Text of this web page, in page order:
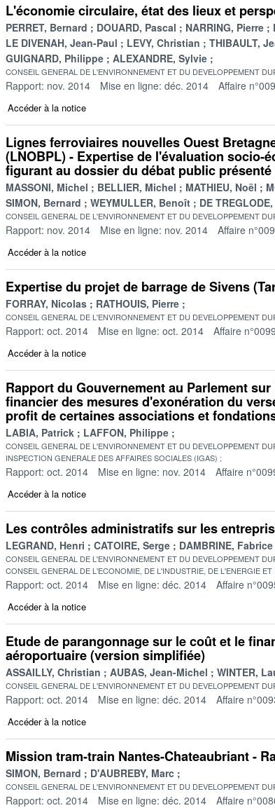
L'économie circulaire, état des lieux et
PERRET, Bernard DOUARD, Pascal NARRING, Pierre
LE DIVENAH, Jean-Paul
LEVY, Christian THIBAULT,
GUIGNARD, Philippe
ALEXANDRE, Sylvie
CONSEIL GENERAL DE L'ENVIRONNEMENT ET DU DEVELOPPEMENT
Rapport: nov. 2014 Mise en ligne: déc. 2014 Affaire
Accéder à la notice
Lignes ferroviaires nouvelles Ouest
(LNOBPL) - Expertise de l'évaluation socio-
figurant au dossier du débat public présenté
MASSONI, Michel BELLIER, Michel MATHIEU, Noël
SIMON, Bernard
WEYMULLER, Benoît DE
CONSEIL GENERAL DE L'ENVIRONNEMENT ET DU DEVELOPPEMENT
Rapport: nov. 2014 Mise en ligne: nov. 2014 Affaire
Accéder à la notice
Expertise du projet de barrage de Sivens
FORRAY, Nicolas RATHOUIS, Pierre
CONSEIL GENERAL DE L'ENVIRONNEMENT ET DU DEVELOPPEMENT
Rapport: oct. 2014 Mise en ligne: oct. 2014 Affaire
Accéder à la notice
Rapport du Gouvernement au Parlement
financier des mesures d'exonération du
profit de certaines associations et
LABIA, Patrick LAFFON, Philippe
CONSEIL GENERAL DE L'ENVIRONNEMENT ET DU DEVELOPPEMENT
INSPECTION GENERALE DES AFFAIRES SOCIALES (IGAS)
Rapport: oct. 2014 Mise en ligne: nov. 2014 Affaire
Accéder à la notice
Les contrôles administratifs sur les
LEGRAND, Henri CATOIRE, Serge DAMBRINE, Fabrice
CONSEIL GENERAL DE L'ENVIRONNEMENT ET DU DEVELOPPEMENT
CONSEIL GENERAL DE L'ECONOMIE, DE L'INDUSTRIE, DE L'ENERGIE
Rapport: oct. 2014 Mise en ligne: déc. 2014 Affaire
Accéder à la notice
Etude de parangonnage sur le coût et le
aéroportuaire (version simplifiée)
ASSAILLY, Christian AUBAS, Jean-Michel WINTER,
CONSEIL GENERAL DE L'ENVIRONNEMENT ET DU DEVELOPPEMENT
Rapport: oct. 2014 Mise en ligne: déc. 2014 Affaire
Accéder à la notice
Mission tram-train Nantes-Chateaubriant -
SIMON, Bernard D'AUBREBY, Marc
CONSEIL GENERAL DE L'ENVIRONNEMENT ET DU DEVELOPPEMENT
Rapport: oct. 2014 Mise en ligne: déc. 2014 Affaire